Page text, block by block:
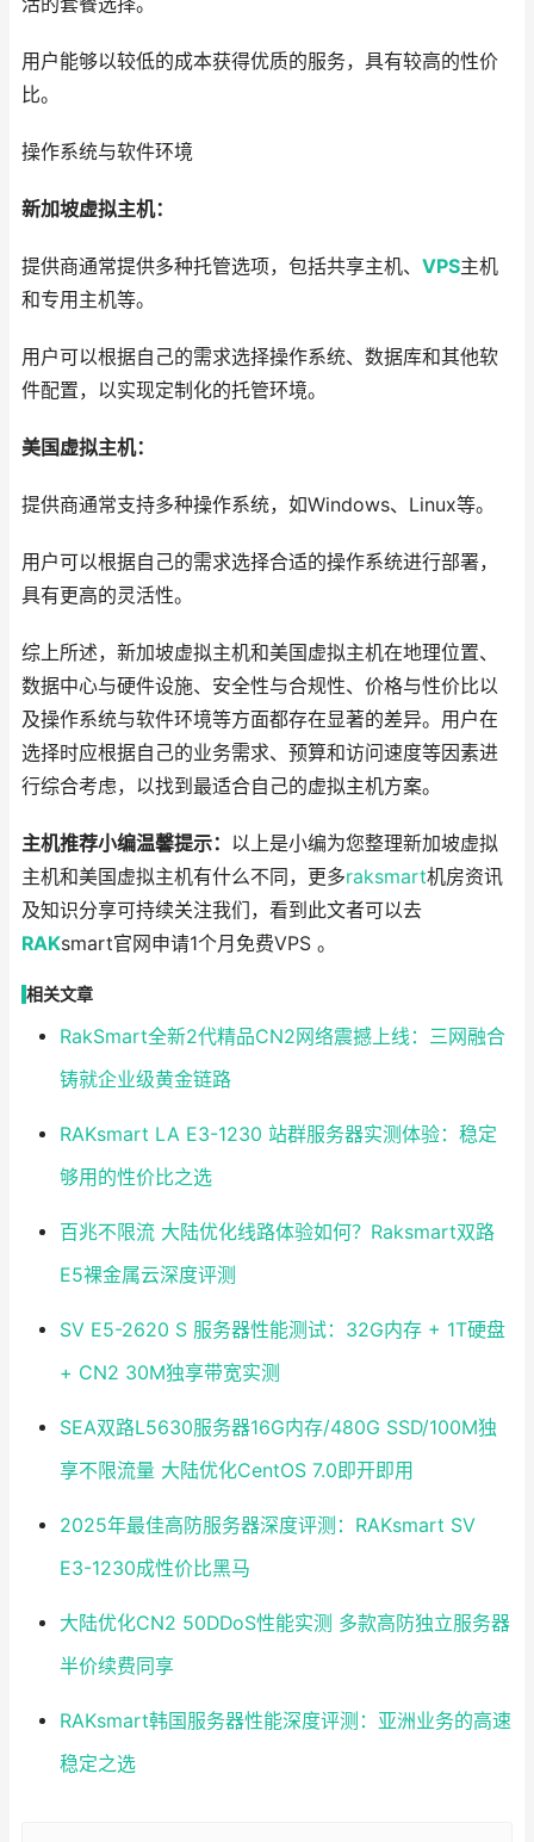
用户能够以较低的成本获得优质的服务，具有较高的性价
比。
操作系统与软件环境
新加坡虚拟主机：
提供商通常提供多种托管选项，包括共享主机、 VPS主机
和专用主机等。
用户可以根据自己的需求选择操作系统、数据库和其他软
件配置，以实现定制化的托管环境。
美国虚拟主机：
提供商通常支持多种操作系统，如Windows、Linux等。
用户可以根据自己的需求选择合适的操作系统进行部署，
具有更高的灵活性。
综上所述，新加坡虚拟主机和美国虚拟主机在地理位置、
数据中心与硬件设施、安全性与合规性、价格与性价比以
及操作系统与软件环境等方面都存在显著的差异。用户在
选择时应根据自己的业务需求、预算和访问速度等因素进
行综合考虑，以找到最适合自己的虚拟主机方案。
主机推荐小编温馨提示： 以上是小编为您整理新加坡虚拟
主机和美国虚拟主机有什么不同，更多raksmart机房资讯
及知识分享可持续关注我们，看到此文者可以去
RAKsmart官网申请1个月免费VPS 。
相关文章
RakSmart全新2代精品CN2网络震撼上线：三网融合
铸就企业级黄金链路
RAKsmart LA E3-1230 站群服务器实测体验：稳定
够用的性价比之选
百兆不限流 大陆优化线路体验如何？Raksmart双路
E5裸金属云深度评测
SV E5-2620 S 服务器性能测试：32G内存 + 1T硬盘
+ CN2 30M独享带宽实测
SEA双路L5630服务器16G内存/480G SSD/100M独
享不限流量 大陆优化CentOS 7.0即开即用
2025年最佳高防服务器深度评测：RAKsmart SV
E3-1230成性价比黑马
大陆优化CN2 50DDoS性能实测 多款高防独立服务器
半价续费同享
RAKsmart韩国服务器性能深度评测：亚洲业务的高速
稳定之选